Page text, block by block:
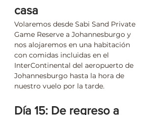
casa
Volaremos desde Sabi Sand Private
Game Reserve a Johannesburgo y
nos alojaremos en una habitación
con comidas incluidas en el
InterContinental del aeropuerto de
Johannesburgo hasta la hora de
nuestro vuelo por la tarde.
Día 15: De regreso a